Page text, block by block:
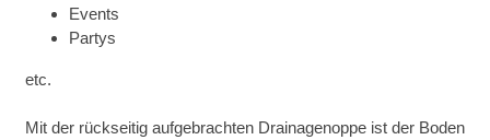
Events
Partys
etc.
Mit der rückseitig aufgebrachten Drainagenoppe ist der Boden